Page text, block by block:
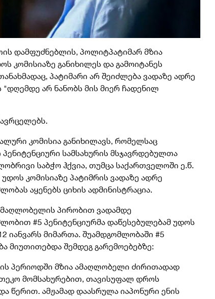
დამფუძნებლის, პოლიტპატიმარ მზია
კომისიაზე განიხილეს და გამოიტანეს
პატიმარი არ შეიძლება ვადაზე ადრე
არ ნანობს მის მიერ ჩადენილ
კომისია განიხილავს, რომელსაც
სამსახურის მსჯავრდებულთა
საბჭო ჰქვია, თუმცა საქართველოში ე.წ.
უდოს კომისიაზე პატიმრის ვადაზე ადრე
აყენებს ციხის ადმინისტრაცია.
პირობით ვადამდე
#5 პენიტენციურმა დაწესებულებამ უდოს
იანვარს მიმართა. შუამდგომლობაში #5
მიუთითებდა შემდეგ გარემოებებზე:
პერიოდში მზია ამაღლობელი ძირითადად
მომსახურებით, თავისუფალ დროს
წერით. ამჟამად დაასრულა იაპონური ენის